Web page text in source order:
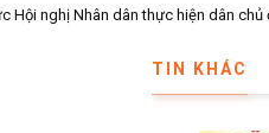
Bình Phú
TIN KHÁC